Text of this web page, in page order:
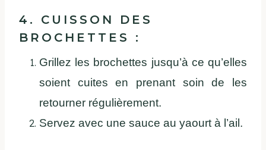
4. CUISSON DES
BROCHETTES :
Grillez les brochettes jusqu’à ce qu’elles
soient cuites en prenant soin de les
retourner régulièrement.
Servez avec une sauce au yaourt à l’ail.